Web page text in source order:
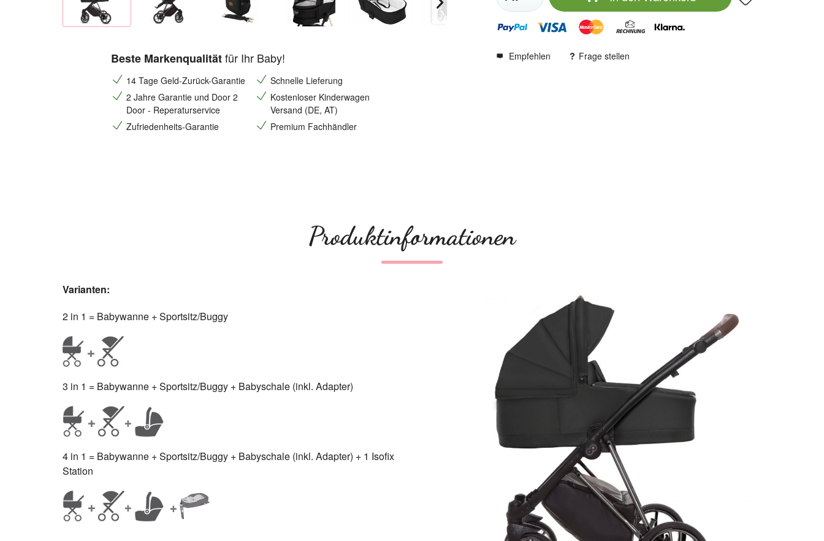
Beste Markenqualitätfür Ihr Baby!
14 Tage Geld-Zurück-Garantie
Schnelle Lieferung
2 Jahre Garantie und Door 2
Door - Reperaturservice
Kostenloser Kinderwagen
Versand (DE, AT)
Zufriedenheits-Garantie
Premium Fachhändler
Empfehlen Frage stellen
Produktinformationen
Varianten:
2 in 1 = Babywanne + Sportsitz/Buggy
3 in 1 = Babywanne + Sportsitz/Buggy + Babyschale (inkl. Adapter)
4 in 1 = Babywanne + Sportsitz/Buggy + Babyschale (inkl. Adapter) + 1 Isofix
Station